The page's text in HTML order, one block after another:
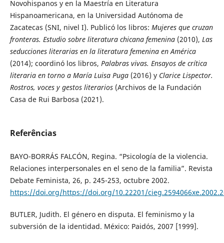
Novohispanos y en la Maestría en Literatura
Hispanoamericana, en la Universidad Autónoma de
Zacatecas (SNI, nivel I). Publicó los libros: Mujeres que cruzan
fronteras. Estudio sobre literatura chicana femenina(2010), Las
seducciones literarias en la literatura femenina en América
(2014); coordinó los libros, Palabras vivas. Ensayos de crítica
literaria en torno a María Luisa Puga(2016) y Clarice Lispector.
Rostros, voces y gestos literarios(Archivos de la Fundación
Casa de Rui Barbosa (2021).
Referências
BAYO-BORRÁS FALCÓN, Regina. “Psicología de la violencia.
Relaciones interpersonales en el seno de la familia”. Revista
Debate Feminista, 26, p. 245-253, octubre 2002.
https://doi.org/https://doi.org/10.22201/
BUTLER, Judith. El género en disputa. El feminismo y la
subversión de la identidad. México: Paidós, 2007 [1999].